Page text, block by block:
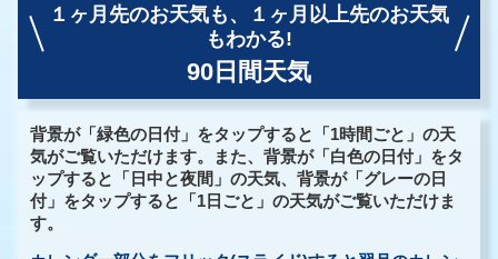
１ヶ月先のお天気も、
１ヶ月以上先のお天気
もわかる!
90日間天気
背景が「緑色の日付」をタップすると「1時間ごと」の天
気がご覧いただけます。また、背景が「白色の日付」をタ
ップすると「日中と夜間」の天気、背景が「グレーの日
付」をタップすると「1日ごと」の天気がご覧いただけま
す。